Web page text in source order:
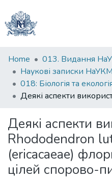
Communities
&
Collections
All of DSpace
Statistics
Home
013. Видання
Наукові записки
018: Біологія та
Деякі аспекти
Rhododendron
(ericacaeae)
цілей спорово-